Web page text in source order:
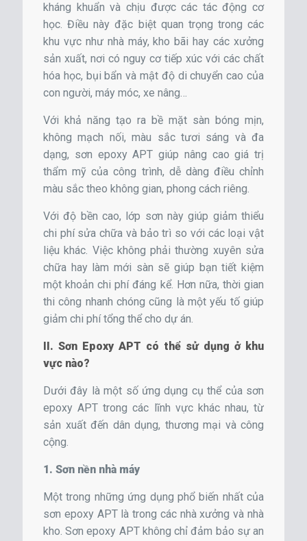
kháng khuẩn và chịu được các tác động cơ
học. Điều này đặc biệt quan trọng trong các
khu vực như nhà máy, kho bãi hay các xưởng
sản xuất, nơi có nguy cơ tiếp xúc với các chất
hóa học, bụi bẩn và mật độ di chuyển cao của
con người, máy móc, xe nâng…
Với khả năng tạo ra bề mặt sàn bóng mịn,
không mạch nối, màu sắc tươi sáng và đa
dạng, sơn epoxy APT giúp nâng cao giá trị
thẩm mỹ của công trình, dễ dàng điều chỉnh
màu sắc theo không gian, phong cách riêng.
Với độ bền cao, lớp sơn này giúp giảm thiểu
chi phí sửa chữa và bảo trì so với các loại vật
liệu khác. Việc không phải thường xuyên sửa
chữa hay làm mới sàn sẽ giúp bạn tiết kiệm
một khoản chi phí đáng kể. Hơn nữa, thời gian
thi công nhanh chóng cũng là một yếu tố giúp
giảm chi phí tổng thể cho dự án.
II. Sơn Epoxy APT có thể sử dụng ở khu
vực nào?
Dưới đây là một số ứng dụng cụ thể của sơn
epoxy APT trong các lĩnh vực khác nhau, từ
sản xuất đến dân dụng, thương mại và công
cộng.
1. Sơn nền nhà máy
Một trong những ứng dụng phổ biến nhất của
sơn epoxy APT là trong các nhà xưởng và nhà
kho. Sơn epoxy APT không chỉ đảm bảo sự an